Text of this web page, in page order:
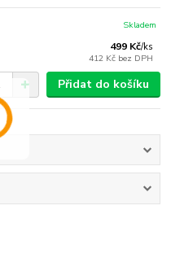
499 Kč/ks
412 Kč bez DPH
Skladem
Přidat do košíku